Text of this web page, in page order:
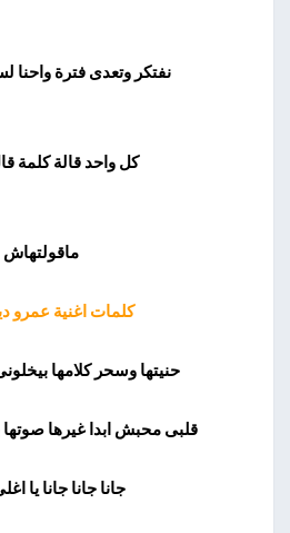
نفتكر وتعدى فترة واحنا
كل واحد قالة كلمة
ماقولتهاش
كلمات اغنية عمرو
حنيتها وسحر كلامها
قلبى محبش ابدا غيرها
جانا جانا جانا يا